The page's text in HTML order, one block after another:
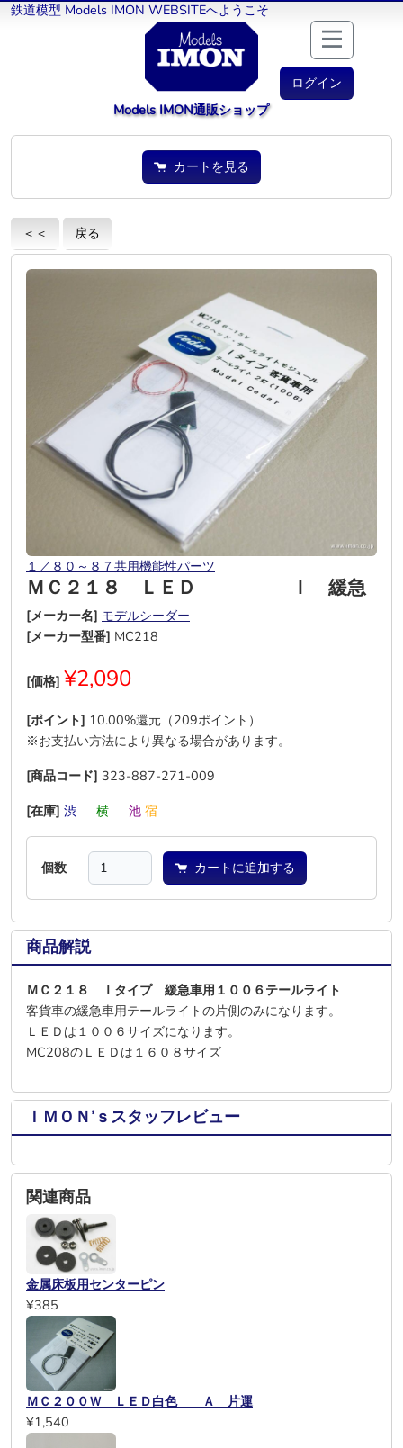
鉄道模型 Models IMON WEBSITEへようこそ
ログイン
Models IMON通販ショップ
カートを見る
＜＜ 戻る
１／８０～８７共用機能性パーツ
ＭＣ２１８ ＬＥＤ Ｉ 緩急
[メーカー名] モデルシーダー
[メーカー型番] MC218
[価格] ¥2,090
[ポイント] 10.00%還元（209ポイント）
※お支払い方法により異なる場合があります。
[商品コード] 323-887-271-009
[在庫] 渋 横 池 宿
個数 カートに追加する
商品解説
ＭＣ２１８ Ｉタイプ 緩急車用１００６テールライト
客貨車の緩急車用テールライトの片側のみになります。
ＬＥＤは１００６サイズになります。
MC208のＬＥＤは１６０８サイズ
ＩＭＯＮ’ｓスタッフレビュー
関連商品
金属床板用センターピン
¥385
ＭＣ２００Ｗ ＬＥＤ白色 Ａ 片運
¥1,540